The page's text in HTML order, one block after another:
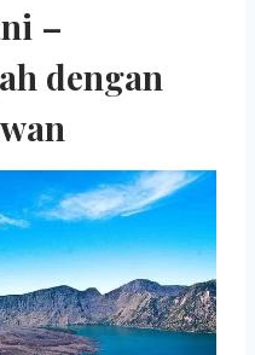
–
dengan